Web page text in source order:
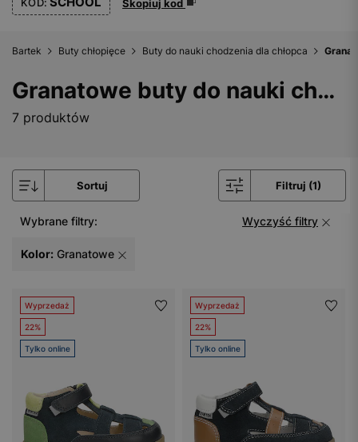
Skopiuj kod
Bartek Buty chłopięce Buty do nauki chodzenia dla chłopca
Granatowe buty do nauki chodzenia dla chłopca
7 produktów
Sortuj Filtruj (1)
Wybrane filtry: Wyczyść filtry
Kolor: Granatowe
Wyprzedaż
22%
Tylko online
Wyprzedaż
22%
Tylko online